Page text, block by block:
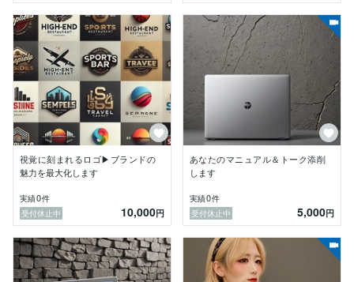
◆ 主に対応可能な業務領域
営業・事業・補助金コンサルティング
パーソナルコーチング（営業／キャリア）
ロゴデザイン（印刷・Web対応）
簡易コーディング（LP・設置補助）
ナレーション（柔軟な声質対応・実績多数）
AIツール導入支援（ChatGPTなど）
覆面調査・レポート作成
視覚に刻まれるロゴ▶ブランドの
魅力を最大化します
実績0件
受付休止中
10,000円
あなたのマニュアル＆トーク添削
します
実績0件
受付休止中
5,000円